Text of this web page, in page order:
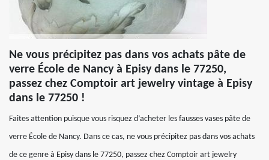
Ne vous précipitez pas dans vos achats pâte de
verre École de Nancy à Episy dans le 77250,
passez chez Comptoir art jewelry vintage à Episy
dans le 77250 !
Faites attention puisque vous risquez d’acheter les fausses vases pâte de
verre École de Nancy. Dans ce cas, ne vous précipitez pas dans vos achats
de ce genre à Episy dans le 77250, passez chez Comptoir art jewelry